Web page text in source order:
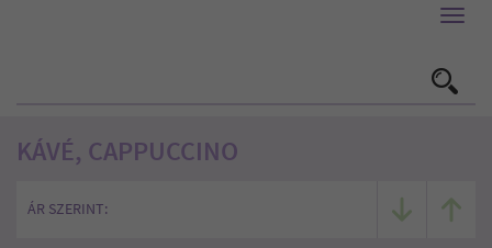
KÁVÉ, CAPPUCCINO
ÁR SZERINT: